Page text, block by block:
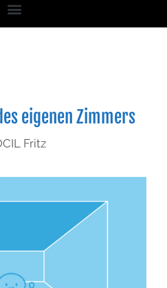
eigenen Zimmers
Fritz